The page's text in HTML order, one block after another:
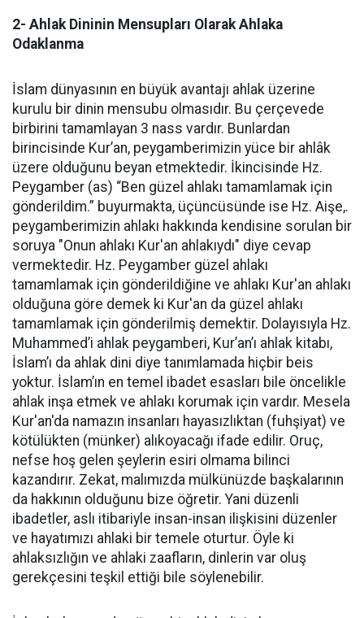
2- Ahlak Dininin Mensupları Olarak Ahlaka
Odaklanma
İslam dünyasının en büyük avantajı ahlak üzerine
kurulu bir dinin mensubu olmasıdır. Bu çerçevede
birbirini tamamlayan 3 nass vardır. Bunlardan
birincisinde Kur’an, peygamberimizin yüce bir ahlâk
üzere olduğunu beyan etmektedir. İkincisinde Hz.
Peygamber (as) “Ben güzel ahlakı tamamlamak için
gönderildim.” buyurmakta, üçüncüsünde ise Hz. Aişe,.
peygamberimizin ahlakı hakkında kendisine sorulan bir
soruya "Onun ahlakı Kur'an ahlakıydı" diye cevap
vermektedir. Hz. Peygamber güzel ahlakı
tamamlamak için gönderildiğine ve ahlakı Kur'an ahlakı
olduğuna göre demek ki Kur'an da güzel ahlakı
tamamlamak için gönderilmiş demektir. Dolayısıyla Hz.
Muhammed’i ahlak peygamberi, Kur’an’ı ahlak kitabı,
İslam’ı da ahlak dini diye tanımlamada hiçbir beis
yoktur. İslam’ın en temel ibadet esasları bile öncelikle
ahlak inşa etmek ve ahlakı korumak için vardır. Mesela
Kur'an'da namazın insanları hayasızlıktan (fuhşiyat) ve
kötülükten (münker) alıkoyacağı ifade edilir. Oruç,
nefse hoş gelen şeylerin esiri olmama bilinci
kazandırır. Zekat, malımızda mülkünüzde başkalarının
da hakkının olduğunu bize öğretir. Yani düzenli
ibadetler, aslı itibariyle insan-insan ilişkisini düzenler
ve hayatımızı ahlaki bir temele oturtur. Öyle ki
ahlaksızlığın ve ahlaki zaafların, dinlerin var oluş
gerekçesini teşkil ettiği bile söylenebilir.